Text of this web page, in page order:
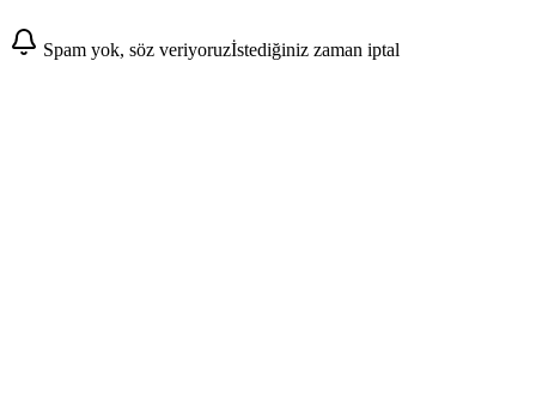
Abone Ol
Spam yok, söz veriyoruzİstediğiniz zaman iptal